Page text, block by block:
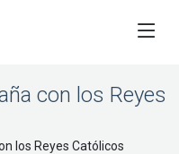
con los Reyes
los Reyes Católicos